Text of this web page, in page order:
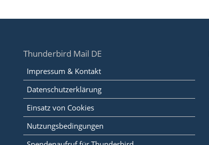
Thunderbird Mail DE
Impressum & Kontakt
Datenschutzerklärung
Einsatz von Cookies
Nutzungsbedingungen